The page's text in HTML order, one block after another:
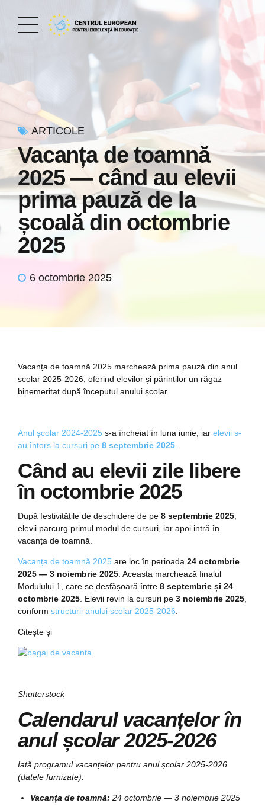
ARTICOLE
Vacanța de toamnă
2025 — când au elevii
prima pauză de la
școală din octombrie
2025
6 octombrie 2025
Vacanța de toamnă 2025 marchează prima pauză din anul
școlar 2025-2026, oferind elevilor și părinților un răgaz
binemeritat după începutul anului școlar.
Anul școlar 2024-2025 s-a încheiat în luna iunie, iar elevii s-
au întors la cursuri pe 8 septembrie 2025
Când au elevii zile libere
în octombrie 2025
După festivitățile de deschidere de pe 8 septembrie 2025
elevii parcurg primul modul de cursuri, iar apoi intră în
vacanța de toamnă.
Vacanța de toamnă 2025 are loc în perioada 24 octombrie
2025 — 3 noiembrie 2025 . Aceasta marchează finalul
Modulului 1, care se desfășoară între 8 septembrie și 24
octombrie 2025 . Elevii revin la cursuri pe 3 noiembrie 2025
conform structurii anului școlar 2025-2026
Citește și
Shutterstock
Calendarul vacanțelor în
anul școlar 2025-2026
Iată programul vacanțelor pentru anul școlar 2025-2026
(datele furnizate):
Vacanța de toamnă: 24 octombrie — 3 noiembrie 2025